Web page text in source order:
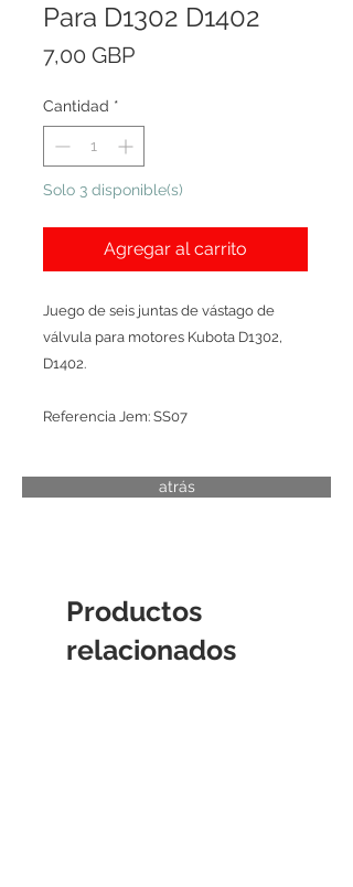
Para D1302 D1402
7,00 GBPPrecio
Cantidad *
Solo 3 disponible(s)
Agregar al carrito
Juego de seis juntas de vástago de
válvula para motores Kubota D1302,
D1402.
Referencia Jem: SS07
atrás
Productos
relacionados